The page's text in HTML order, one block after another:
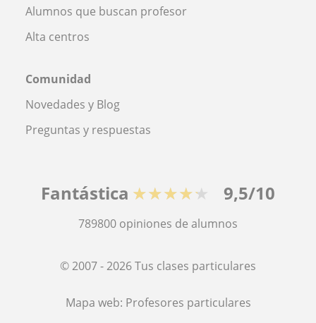
Alumnos que buscan profesor
Alta centros
Comunidad
Novedades y Blog
Preguntas y respuestas
Fantástica ★★★★★ 9,5/10
789800 opiniones de alumnos
© 2007 - 2026 Tus clases particulares
Mapa web: Profesores particulares